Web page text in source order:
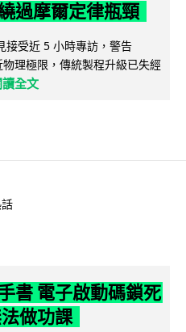
過摩爾定律瓶頸
接受近 5 小時專訪，警告
理極限，傳統製程升級已失經
讀全文
書 電子啟動碼鎖死
做功課